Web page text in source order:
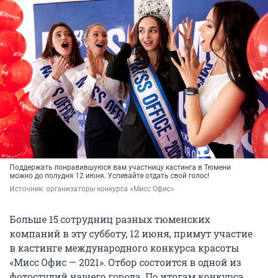
Поддержать понравившуюся вам участницу кастинга в Тюмени
можно до полудня 12 июня. Успевайте отдать свой голос!
Источник: организаторы конкурса «Мисс Офис»
Больше 15 сотрудниц разных тюменских
компаний в эту субботу, 12 июня, примут участие
в кастинге международного конкурса красоты
«Мисс Офис — 2021». Отбор состоится в одной из